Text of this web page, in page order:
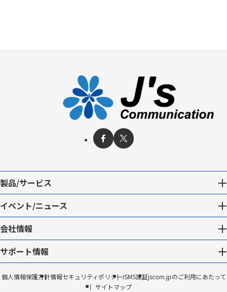
製品/サービス
イベント/ニュース
会社情報
サポート情報
個人情報保護方針情報セキュリティポリシーISMS認証jscom.jpのご利用にあたって
サイトマップ